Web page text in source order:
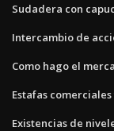
Sudadera con
Intercambio de
Como hago el
Estafas
Existencias de